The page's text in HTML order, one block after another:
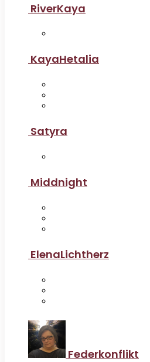
RiverKaya
KayaHetalia
Satyra
Middnight
ElenaLichtherz
Federkonflikt